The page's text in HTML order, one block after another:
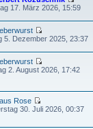
17. März 2026, 15:59
5. Dezember 2025, 23:37
2. August 2026, 17:42
Rose
30. Juli 2026, 00:37